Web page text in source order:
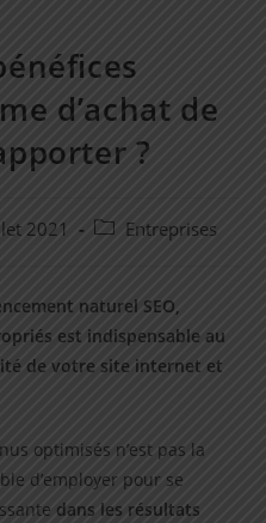
d’achat de
?
2021
Post Entreprises
naturel SEO,
est indispensable au
de votre site internet et
optimisés n’est pas la
d’employer pour se
dans les résultats